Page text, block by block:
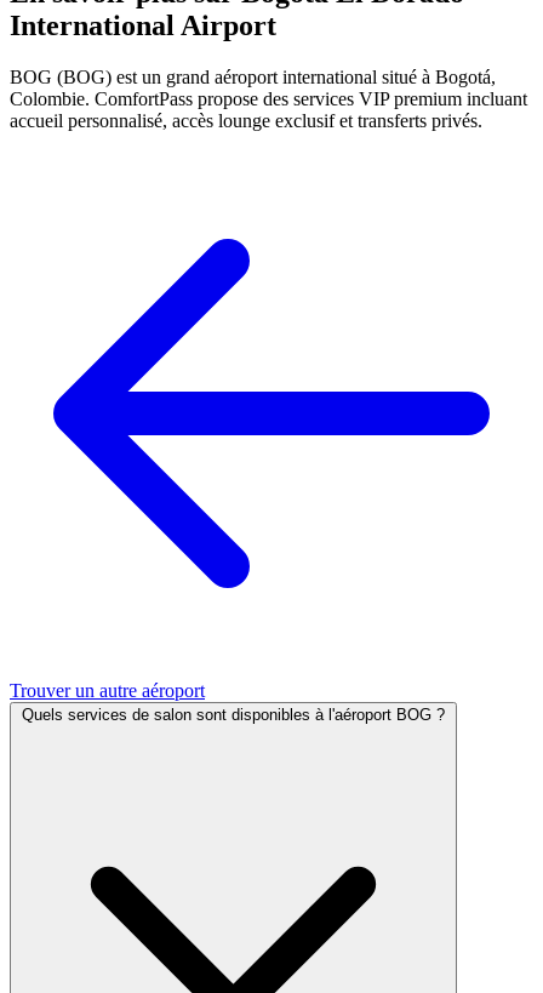
International Airport
BOG (BOG) est un grand aéroport international situé à Bogotá,
Colombie. ComfortPass propose des services VIP premium incluant
accueil personnalisé, accès lounge exclusif et transferts privés.
Trouver un autre aéroport
Quels services de salon sont disponibles à l'aéroport BOG ?